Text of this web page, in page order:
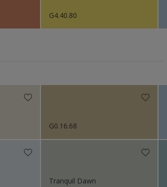
Sikkens Colour Futures 2024
Colour Futures 2020
Sikkens Colour Futures 2018
G4.40.80
G0.16.68
Tranquil Dawn